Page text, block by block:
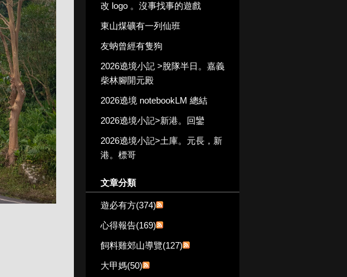
改 logo 。沒事找事的遊戲
東山煤礦有一列仙班
友蚋曾經有隻狗
2026遶境小記 >脫隊半日。嘉義
柴林腳開元殿
2026遶境 notebookLM 總結
2026遶境小記>新港。回鑾
2026遶境小記>土庫。元長，新
港。標哥
文章分類
遊必有方(374)
心得報告(169)
飼料雞郊山導覽(127)
大甲媽(50)